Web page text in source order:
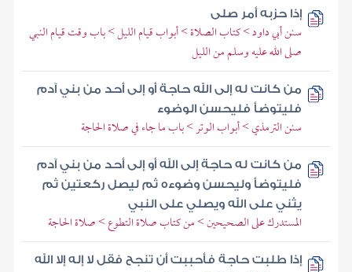
إذا حزبه أمر صلى
سنن أبي داود > كتاب الصلاة > أبواب قيام الليل > باب وقت قيام النبي
صلى الله عليه وسلم من الليل
من كانت له إلى الله حاجة أو إلى أحد من بني آدم
فليتوضأ فليحسن الوضوء
سنن الترمذي > أبواب الوتر > باب ما جاء في صلاة الحاجة
من كانت له حاجة إلى الله أو إلى أحد من بني آدم
فليتوضأ وليحسن وضوءه ثم ليصل ركعتين ثم
يثني على الله ويصلي على النبي
المستدرك على الصحيحين > من كتاب صلاة التطوع > صلاة الحاجة
إذا طلبت حاجة فأحببت أن تنجح فقل لا إله إلا الله